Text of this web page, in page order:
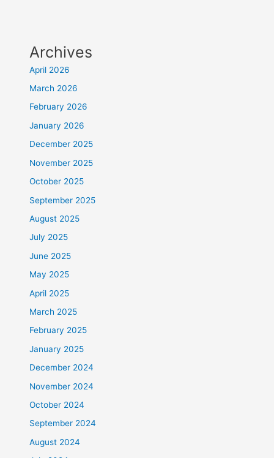
Archives
April 2026
March 2026
February 2026
January 2026
December 2025
November 2025
October 2025
September 2025
August 2025
July 2025
June 2025
May 2025
April 2025
March 2025
February 2025
January 2025
December 2024
November 2024
October 2024
September 2024
August 2024